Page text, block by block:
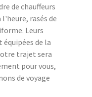
de chauffeurs
rasés de
Leurs
de la
trajet sera
pour vous,
de voyage